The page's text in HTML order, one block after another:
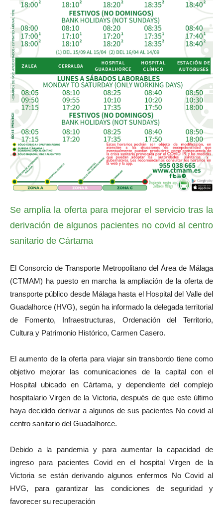
Se amplía la oferta para mejorar el servicio tras la
derivación de algunos pacientes no covid al centro
sanitario de Cártama
El Consorcio de Transporte Metropolitano del Área de Málaga
(CTMAM) ha puesto en marcha la ampliación de la oferta de
transporte público desde Málaga hasta el Hospital del Valle del
Guadalhorce (HVG), según ha informado la delegada territorial
de Fomento, Infraestructuras, Ordenación del Territorio,
Cultura y Patrimonio Histórico, Carmen Casero.
El aumento de la oferta para viajar sin transbordo tiene como
objetivo mejorar las comunicaciones de la capital con el
Hospital ubicado en Cártama, y dependiente del complejo
hospitalario Virgen de la Victoria, después de que este último
haya decidido derivar a algunos de sus pacientes No covid al
centro sanitario del Guadalhorce.
Debido a la pandemia y para aumentar la capacidad de
ingreso para pacientes Covid en el hospital Virgen de la
Victoria se están derivando algunos enfermos No Covid al
HVG, para garantizar las condiciones de seguridad y
favorecer su recuperación